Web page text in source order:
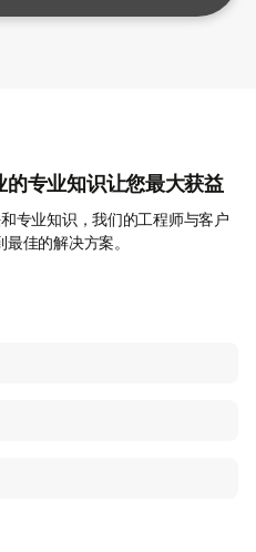
的专业知识让您最大获益
专业知识，我们的工程师与客户
佳的解决方案。